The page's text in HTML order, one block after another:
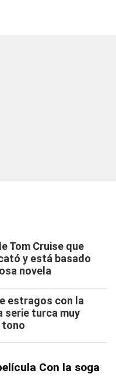
Tom Cruise que
y está basado
novela
estragos con la
serie turca muy
tono
Con la soga